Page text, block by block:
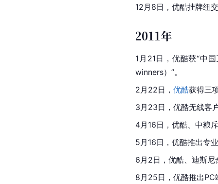
12月8日，优酷挂牌纽
2011年
1月21日，优酷获“中
winners）”。
2月22日， 优酷获得三
3月23日，优酷无线客
4月16日，优酷、 中粮
5月16日， 优酷推出专
6月2日，优酷、 迪斯尼
8月25日，优酷推出